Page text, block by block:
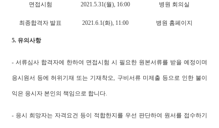
면접시험 2021.5.31(월), 16:00 병원 회의실
최종합격자 발표 2021.6.1(화), 11:00 병원 홈페이지
5. 유의사항
- 서류심사 합격자에 한하여 면접시험 시 필요한 원본서류를 받을 예정이며
응시원서 등에 허위기재 또는 기재착오, 구비서류 미제출 등으로 인한 불이
익은 응시자 본인의 책임으로 합니다.
- 응시 희망자는 자격요건 등이 적합한지를 우선 판단하여 원서를 접수하기